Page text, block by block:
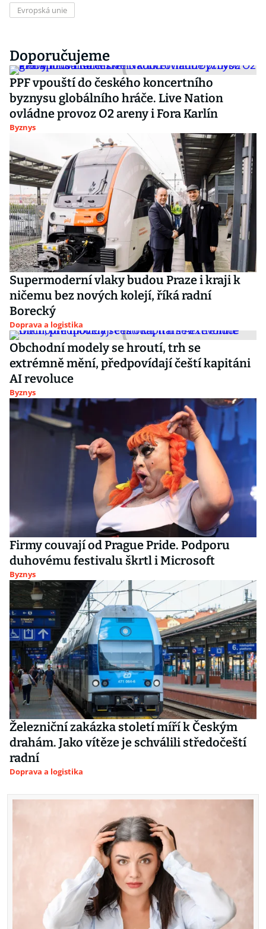
Evropská unie
Doporučujeme
PPF vpouští do českého koncertního
byznysu globálního hráče. Live Nation
ovládne provoz O2 areny i Fora Karlín
Byznys
Supermoderní vlaky budou Praze i kraji k
ničemu bez nových kolejí, říká radní
Borecký
Doprava a logistika
Obchodní modely se hroutí, trh se
extrémně mění, předpovídají čeští kapitáni
AI revoluce
Byznys
Firmy couvají od Prague Pride. Podporu
duhovému festivalu škrtl i Microsoft
Byznys
Železniční zakázka století míří k Českým
drahám. Jako vítěze je schválili středočeští
radní
Doprava a logistika